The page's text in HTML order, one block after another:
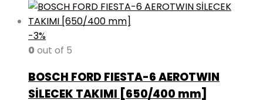
-3%
0 out of 5
BOSCH FORD FIESTA-6 AEROTWIN
SİLECEK TAKIMI [650/400 mm]